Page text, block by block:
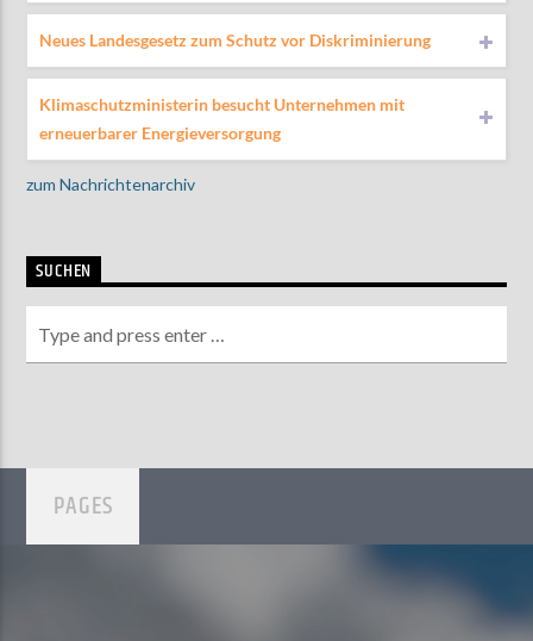
Neues Landesgesetz zum Schutz vor Diskriminierung
Klimaschutzministerin besucht Unternehmen mit
erneuerbarer Energieversorgung
zum Nachrichtenarchiv
SUCHEN
PAGES